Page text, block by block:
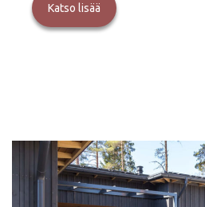
Katso lisää